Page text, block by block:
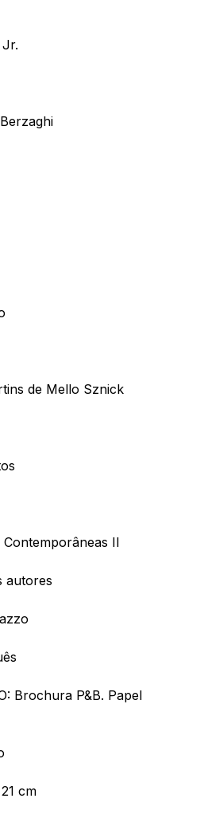
de Mello Sznick
Contemporâneas II
autores
Brochura P&B. Papel
cm